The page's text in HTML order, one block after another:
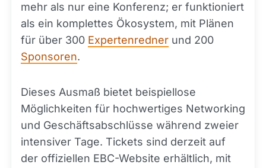
mehr als nur eine Konferenz; er funktioniert
als ein komplettes Ökosystem, mit Plänen
für über 300 Expertenredner und 200
Sponsoren.
Dieses Ausmaß bietet beispiellose
Möglichkeiten für hochwertiges Networking
und Geschäftsabschlüsse während zweier
intensiver Tage. Tickets sind derzeit auf
der offiziellen EBC-Website erhältlich, mit